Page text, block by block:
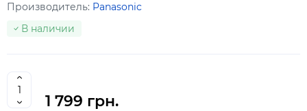
Производитель: Panasonic
В наличии
1 799 грн.